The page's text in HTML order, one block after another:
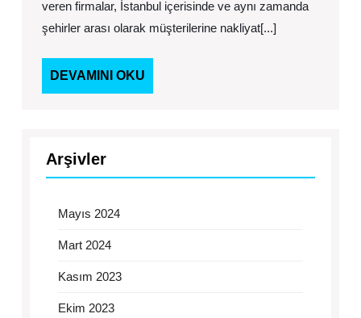
Şirketi
veren firmalar, İstanbul içerisinde ve aynı zamanda
şehirler arası olarak müşterilerine nakliyat[...]
DEVAMINI OKU
OKU
Arşivler
Mayıs 2024
Mart 2024
Kasım 2023
Ekim 2023